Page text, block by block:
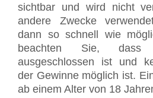
sichtbar und wird nicht
andere Zwecke
dann so schnell wie
beachten Sie, dass
ausgeschlossen ist und
der Gewinne möglich ist.
ab einem Alter von 18